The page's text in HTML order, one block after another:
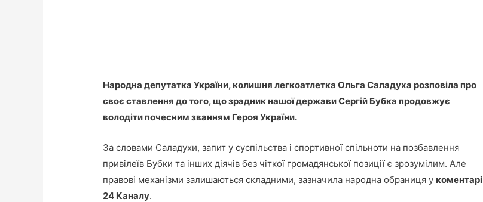
Народна депутатка України, колишня легкоатлетка Ольга Саладуха розповіла про
своє ставлення до того, що зрадник нашої держави Сергій Бубка продовжує
володіти почесним званням Героя України.
За словами Саладухи, запит у суспільства і спортивної спільноти на позбавлення
привілеїв Бубки та інших діячів без чіткої громадянської позиції є зрозумілим. Але
правові механізми залишаються складними, зазначила народна обраниця у коментарі
24 Каналу.